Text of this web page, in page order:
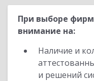
При выборе
внимание на:
Наличие и
и решений